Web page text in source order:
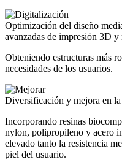
Optimización del diseño
avanzadas de impresión 3D y
Obteniendo estructuras más
necesidades de los usuarios.
Diversificación y mejora en la
Incorporando resinas
nylon, polipropileno y acero
elevado tanto la resistencia
piel del usuario.